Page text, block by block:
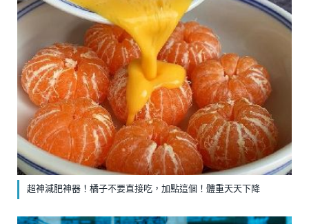
超神減肥神器！橘子不要直接吃，加點這個！體重天天下降